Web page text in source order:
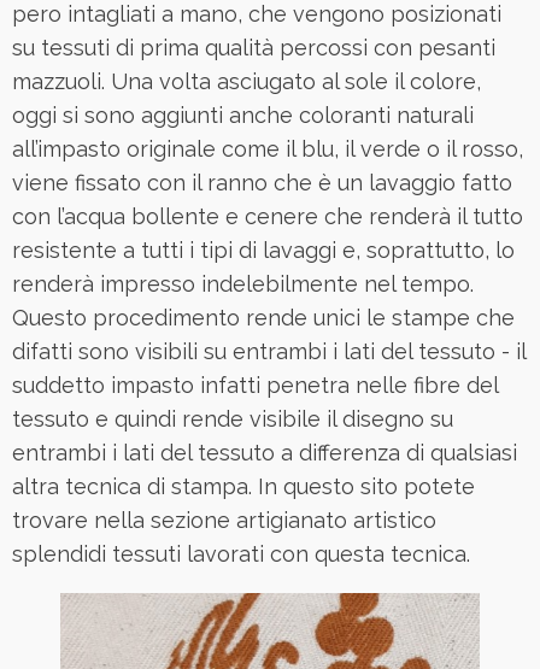
pero intagliati a mano, che vengono posizionati
su tessuti di prima qualità percossi con pesanti
mazzuoli. Una volta asciugato al sole il colore,
oggi si sono aggiunti anche coloranti naturali
all’impasto originale come il blu, il verde o il rosso,
viene fissato con il ranno che è un lavaggio fatto
con l’acqua bollente e cenere che renderà il tutto
resistente a tutti i tipi di lavaggi e, soprattutto, lo
renderà impresso indelebilmente nel tempo.
Questo procedimento rende unici le stampe che
difatti sono visibili su entrambi i lati del tessuto - il
suddetto impasto infatti penetra nelle fibre del
tessuto e quindi rende visibile il disegno su
entrambi i lati del tessuto a differenza di qualsiasi
altra tecnica di stampa. In questo sito potete
trovare nella sezione artigianato artistico
splendidi tessuti lavorati con questa tecnica.